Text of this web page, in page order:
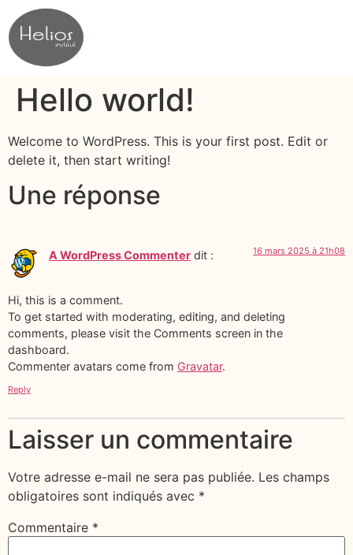
Hello world!
Welcome to WordPress. This is your first post. Edit or
delete it, then start writing!
Une réponse
A WordPress Commenter dit : 16 mars 2025 à 21h08
Hi, this is a comment.
To get started with moderating, editing, and deleting
comments, please visit the Comments screen in the
dashboard.
Commenter avatars come from Gravatar.
Reply
Laisser un commentaire
Votre adresse e-mail ne sera pas publiée. Les champs
obligatoires sont indiqués avec *
Commentaire *